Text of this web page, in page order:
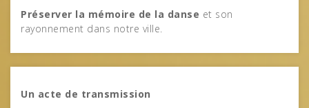
Préserver la mémoire de la danse et son
rayonnement dans notre ville.
Un acte de transmission